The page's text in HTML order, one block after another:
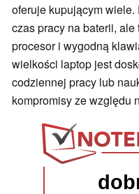
oferuje kupującym
czas pracy na baterii,
procesor i wygodną
wielkości laptop jest
codziennej pracy lub
kompromisy ze względu